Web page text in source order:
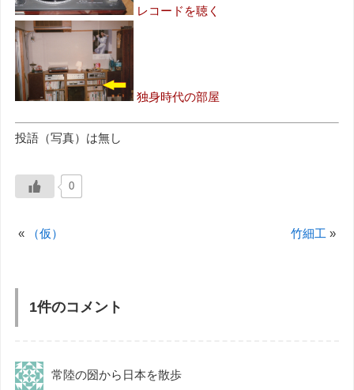
レコードを聴く
独身時代の部屋
投語（写真）は無し
0
« （仮） 竹細工 »
1件のコメント
常陸の圀から日本を散歩